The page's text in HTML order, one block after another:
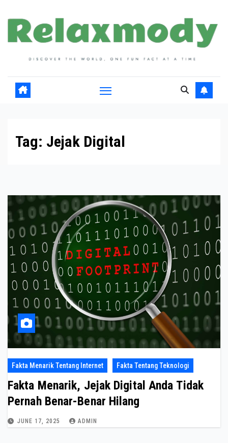
content
Tag: Jejak Digital
Fakta Menarik Tentang Internet Fakta Tentang Teknologi
Fakta Menarik, Jejak Digital Anda Tidak
Pernah Benar-Benar Hilang
JUNE 17, 2025 ADMIN